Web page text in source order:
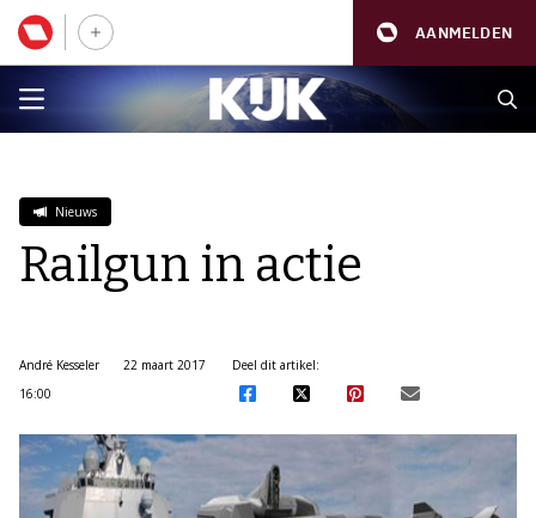
AANMELDEN
Nieuws
Railgun in actie
André Kesseler
22 maart 2017
16:00
Deel dit artikel: